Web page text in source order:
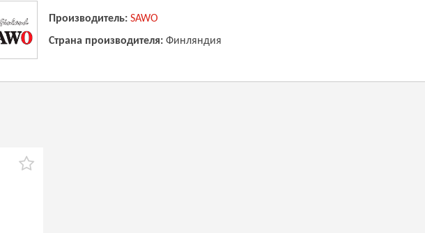
Производитель: SAWO
Страна производителя: Финляндия